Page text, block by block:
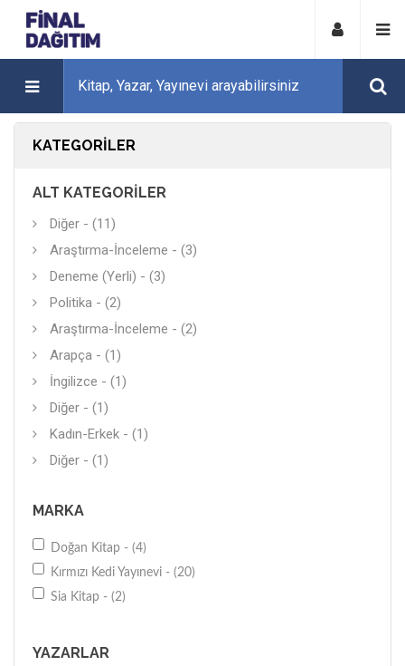
KATEGORILER
ALT KATEGORILER
Diğer - (11)
Araştırma-İnceleme - (3)
Deneme (Yerli) - (3)
Politika - (2)
Araştırma-İnceleme - (2)
Arapça - (1)
İngilizce - (1)
Diğer - (1)
Kadın-Erkek - (1)
Diğer - (1)
MARKA
Doğan Kitap - (4)
Kırmızı Kedi Yayınevi - (20)
Sia Kitap - (2)
YAZARLAR